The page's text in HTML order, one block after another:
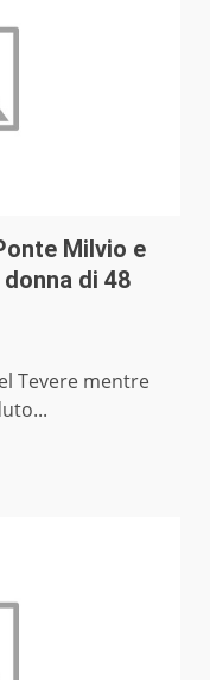
Milvio e
di 48
Tevere mentre